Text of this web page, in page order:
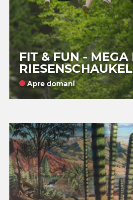
FIT & FUN - MEGA
RIESENSCHAUKEL
Apre domani